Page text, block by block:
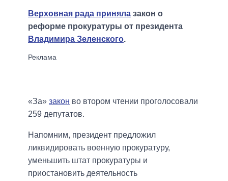
Верховная рада приняла закон о
реформе прокуратуры от президента
Владимира Зеленского.
«За» закон во втором чтении проголосовали
259 депутатов.
Напомним, президент предложил
ликвидировать военную прокуратуру,
уменьшить штат прокуратуры и
приостановить деятельность